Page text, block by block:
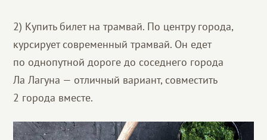
2) Купить билет на трамвай. По центру города,
курсирует современный трамвай. Он едет
по однопутной дороге до соседнего города
Ла Лагуна — отличный вариант, совместить
2 города вместе.